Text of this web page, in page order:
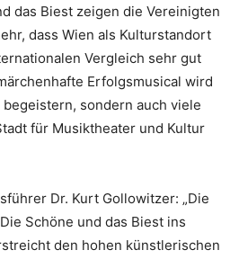
das Biest zeigen die Vereinigten
dass Wien als Kulturstandort
Vergleich sehr gut
Erfolgsmusical wird
sondern auch viele
für Musiktheater und Kultur
Dr. Kurt Gollowitzer: „Die
Schöne und das Biest ins
den hohen künstlerischen